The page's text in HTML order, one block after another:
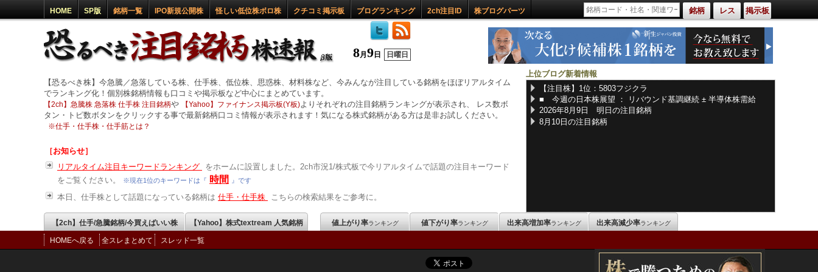
HOME SP版 銘柄一覧 IPO新規公開株 怪しい低位株ボロ株 クチコミ掲示板 ブログランキング 2ch注目ID 株ブログパーツ 銘柄 レス 掲示板
8月 9 日 日曜日
【恐るべき株】今急騰／急落している株、仕手株、低位株、思惑株、材料株など、今みんなが注目している銘柄をほぼリアルタイム
でランキング化！個別株銘柄情報も口コミや掲示板など中心にまとめています。
【2ch】急騰株 急落株 仕手株 注目銘柄や 【Yahoo】ファイナンス掲示板(Y板)よりそれぞれの注目銘柄ランキングが表示され、 レス数ボ
タン・トピ数ボタンをクリックする事で最新銘柄口コミ情報が表示されます！気になる株式銘柄がある方は是非お試しください。
※仕手・仕手株・仕手筋とは？
［お知らせ］
リアルタイム注目キーワードランキング
をホームに設置しました。2ch市況1/株式板で今リアルタイムで話題の注目キーワード
をご覧ください。
※現在1位のキーワードは『 時間 』です
本日、仕手株として話題になっている銘柄は 仕手・仕手株 こちらの検索結果をご参考に。
上位ブログ新着情報
【注目株】1位：5803フジクラ
■ 今週の日本株展望 ： リバウンド基調継続 ± 半導体株需給
2026年8月9日 明日の注目銘柄
8月10日の注目銘柄
【2ch】仕手/急騰銘柄/今買えばいい株 【Yahoo】株式textream 人気銘柄 値上がり率ランキング 値下がり率ランキング 出来高増加率ランキング 出来高減少率ランキング
HOMEへ戻る 全スレまとめて スレッド一覧